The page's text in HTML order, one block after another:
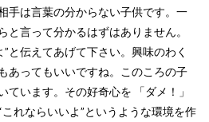
手は言葉の分からない子供です。一
と言って分かるはずはありません。
と伝えてあげて下さい。興味のわく
あってもいいですね。このころの子
ています。その好奇心を 「ダメ！」
れならいいよ”というような環境を作